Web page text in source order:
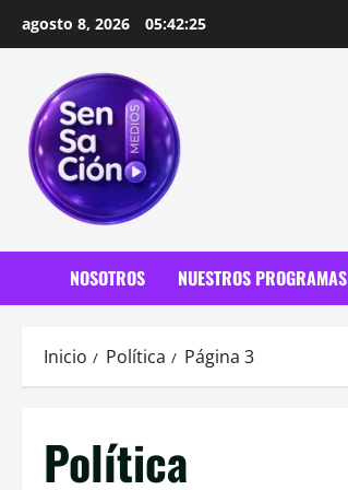
agosto 8, 2026 05:42:27
NOSOTROS NUESTROS PROGRAMAS
Inicio Política Página 3
Política